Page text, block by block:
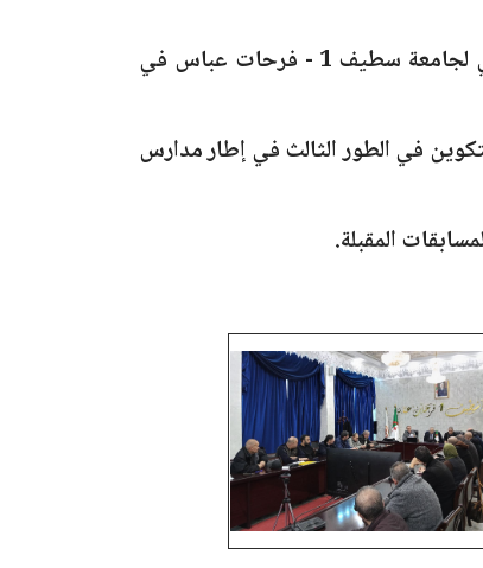
لجامعة سطيف 1 - فرحات عباس
في
في الطور الثالث في إطار مدارس
المقبلة.